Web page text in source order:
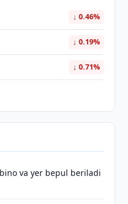
↓ 0.46%
↓ 0.19%
↓ 0.71%
va yer bepul beriladi